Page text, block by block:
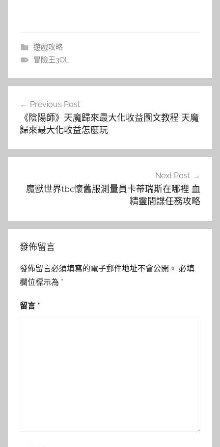
遊戲攻略
冒險王3OL
導
覽
Previous Post
《陰陽師》天魔歸來最大化收益圖文教程 天魔
歸來最大化收益怎麼玩
Next Post
魔獸世界tbc懷舊服測量員卡蒂瑞斯在哪裡 血
精靈間諜任務攻略
發佈留言
發佈留言必須填寫的電子郵件地址不會公開。 必填
欄位標示為 *
留言 *